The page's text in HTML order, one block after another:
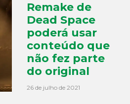
Remake de
Dead Space
poderá usar
conteúdo que
não fez parte
do original
26 de julho de 2021